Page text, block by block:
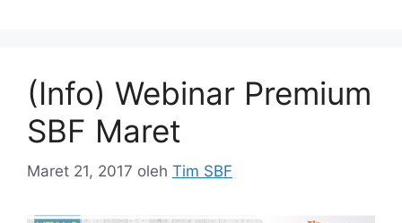
(Info) Webinar Premium
SBF Maret
Maret 21, 2017 oleh Tim SBF